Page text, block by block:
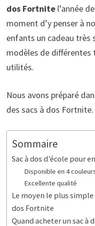
dos Fortnite l’année
moment d’y penser à
enfants un cadeau très
modèles de différentes
utilités.
Nous avons préparé
des sacs à dos Fortnite.
Sommaire
Sac à dos d’école pour
Disponible en 4
Excellente qualité
Le moyen le plus simple
dos Fortnite
Quand acheter un sac à